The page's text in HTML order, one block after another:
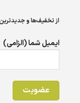
از تخفیف‌ها و
ایمیل شما (الزامی)